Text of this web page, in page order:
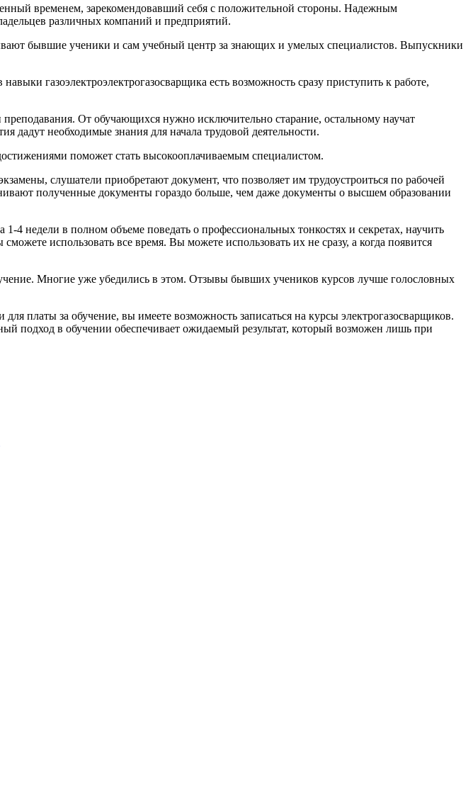
временем, зарекомендовавший себя с положительной стороны. Надежным
различных компаний и предприятий.
бывшие ученики и сам учебный центр за знающих и умелых специалистов. Выпускники
газоэлектроэлектрогазосварщика есть возможность сразу приступить к работе,
От обучающихся нужно исключительно старание, остальному научат
необходимые знания для начала трудовой деятельности.
поможет стать высокооплачиваемым специалистом.
слушатели приобретают документ, что позволяет им трудоустроиться по рабочей
полученные документы гораздо больше, чем даже документы о высшем образовании
4 недели в полном объеме поведать о профессиональных тонкостях и секретах, научить
использовать все время. Вы можете использовать их не сразу, а когда появится
Многие уже убедились в этом. Отзывы бывших учеников курсов лучше голословных
платы за обучение, вы имеете возможность записаться на курсы электрогазосварщиков.
подход в обучении обеспечивает ожидаемый результат, который возможен лишь при